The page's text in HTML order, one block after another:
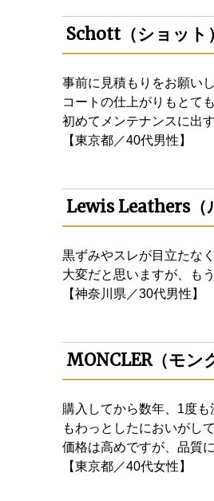
Schott（ショット
事前に見積もりをお願い
コートの仕上がりもとて
初めてメンテナンスに出
【東京都／40代男性】
Lewis Leathers（
黒ずみやスレが目立たな
大変だと思いますが、も
【神奈川県／30代男性】
MONCLER（モン
購入してから数年、1度
もわっとしたにおいがし
価格は高めですが、品質
【東京都／40代女性】